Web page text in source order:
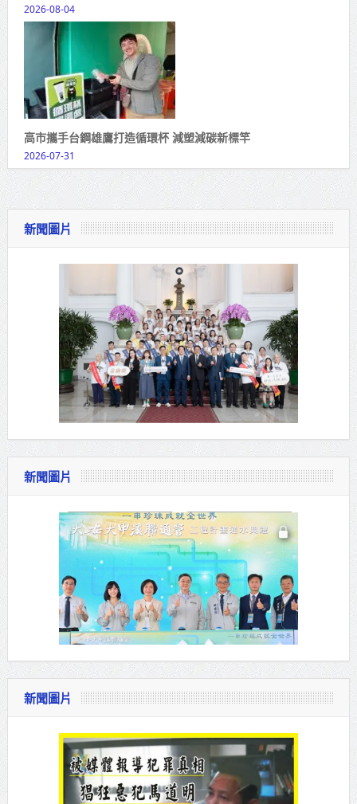
2026-08-04
高市攜手台鋼雄鷹打造循環杯 減塑減碳新標竿
2026-07-31
新聞圖片
新聞圖片
新聞圖片